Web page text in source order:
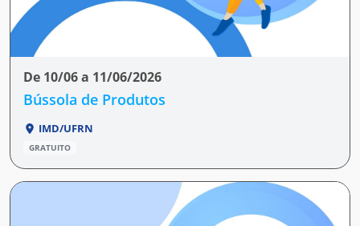
De 10/06 a 11/06/2026
Bússola de Produtos
IMD/UFRN
GRATUITO